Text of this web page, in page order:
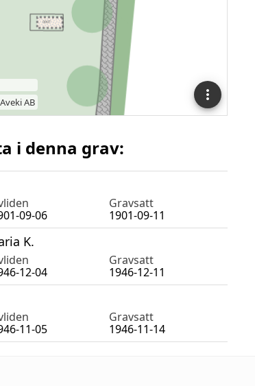
i denna grav:
Gravsatt
09-06 1901-09-11
K.
Gravsatt
12-04 1946-12-11
Gravsatt
11-05 1946-11-14